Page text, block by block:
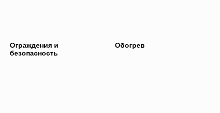
Ограждения и
безопасность
Обогрев